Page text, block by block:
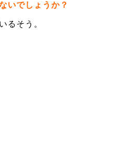
いでしょうか？
るそう。